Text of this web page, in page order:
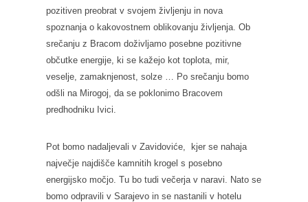
pozitiven preobrat v svojem življenju in nova
spoznanja o kakovostnem oblikovanju življenja. Ob
srečanju z Bracom doživljamo posebne pozitivne
občutke energije, ki se kažejo kot toplota, mir,
veselje, zamaknjenost, solze … Po srečanju bomo
odšli na Mirogoj, da se poklonimo Bracovem
predhodniku Ivici.
Pot bomo nadaljevali v Zavidoviće, kjer se nahaja
največje najdišče kamnitih krogel s posebno
energijsko močjo. Tu bo tudi večerja v naravi. Nato se
bomo odpravili v Sarajevo in se nastanili v hotelu